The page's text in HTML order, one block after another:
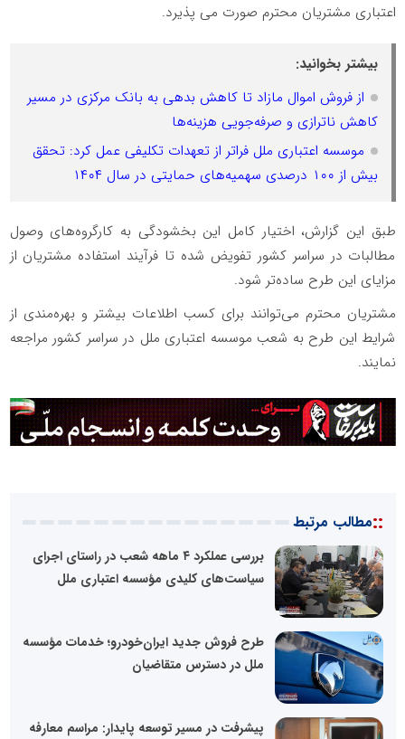
اعتباری مشتریان محترم صورت می پذیرد.
بیشتر بخوانید:
از فروش اموال مازاد تا کاهش بدهی به بانک مرکزی در مسیر
کاهش ناترازی و صرفه‌جویی هزینه‌ها
موسسه اعتباری ملل فراتر از تعهدات تکلیفی عمل کرد: تحقق
بیش از ۱۰۰ درصدی سهمیه‌های حمایتی در سال ۱۴۰۴
طبق این گزارش، اختیار کامل این بخشودگی به کارگروه‌های وصول
مطالبات در سراسر کشور تفویض شده تا فرآیند استفاده مشتریان از
مزایای این طرح ساده‌تر شود.
مشتریان محترم می‌توانند برای کسب اطلاعات بیشتر و بهره‌مندی از
شرایط این طرح به شعب موسسه اعتباری ملل در سراسر کشور مراجعه
نمایند.
::مطالب مرتبط
بررسی عملکرد ۴ ماهه شعب در راستای اجرای
سیاست‌های کلیدی مؤسسه اعتباری ملل
طرح فروش جدید ایران‌خودرو؛ خدمات مؤسسه
ملل در دسترس متقاضیان
پیشرفت در مسیر توسعه پایدار: مراسم معارفه